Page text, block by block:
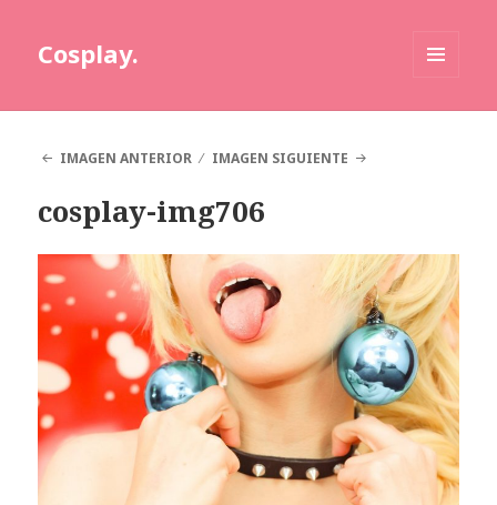
Cosplay.
IMAGEN ANTERIOR
IMAGEN SIGUIENTE
cosplay-img706